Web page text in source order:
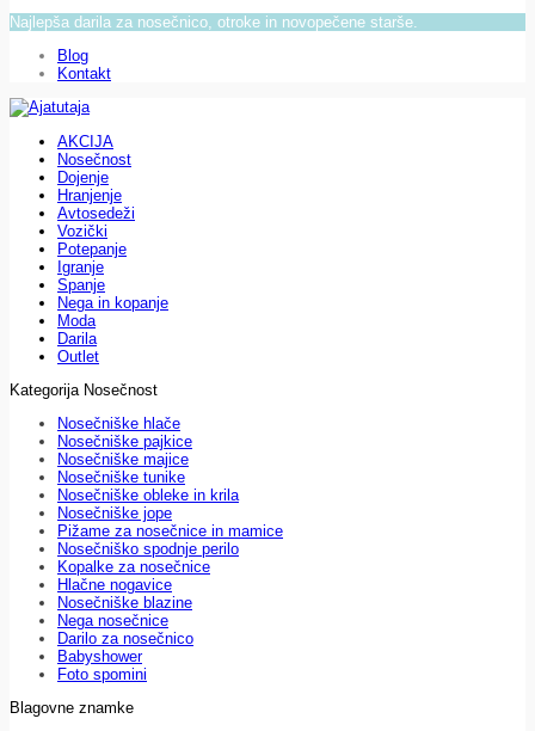
Najlepša darila za nosečnico, otroke in novopečene starše.
Blog
Kontakt
AKCIJA
Nosečnost
Dojenje
Hranjenje
Avtosedeži
Vozički
Potepanje
Igranje
Spanje
Nega in kopanje
Moda
Darila
Outlet
Kategorija Nosečnost
Nosečniške hlače
Nosečniške pajkice
Nosečniške majice
Nosečniške tunike
Nosečniške obleke in krila
Nosečniške jope
Pižame za nosečnice in mamice
Nosečniško spodnje perilo
Kopalke za nosečnice
Hlačne nogavice
Nosečniške blazine
Nega nosečnice
Darilo za nosečnico
Babyshower
Foto spomini
Blagovne znamke